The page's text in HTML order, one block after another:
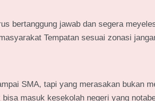
bertanggung jawab dan segera
Tempatan sesuai zonasi
SMA, tapi yang merasakan bukan
masuk kesekolah negeri yang